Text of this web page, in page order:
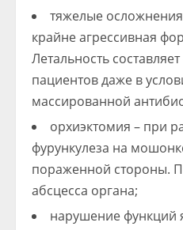
тяжелые
крайне агрессивная
Летальность
пациентов даже в
массированной
орхиэктомия – при
фурункулеза на
пораженной стороны.
абсцесса органа;
нарушение функций